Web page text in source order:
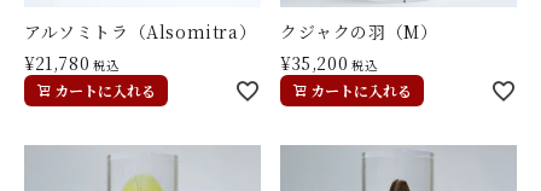
アルソミトラ（Alsomitra）
¥21,780 税込
カートに入れる
クジャクの羽（M）
¥35,200 税込
カートに入れる